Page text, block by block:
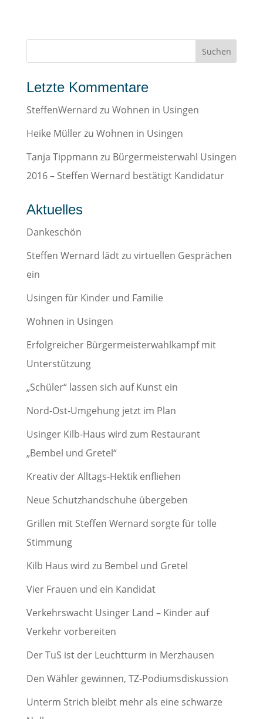
Letzte Kommentare
SteffenWernard zu Wohnen in Usingen
Heike Müllerzu Wohnen in Usingen
Tanja Tippmann zu Bürgermeisterwahl Usingen
2016 – Steffen Wernard bestätigt Kandidatur
Aktuelles
Dankeschön
Steffen Wernard lädt zu virtuellen Gesprächen
ein
Usingen für Kinder und Familie
Wohnen in Usingen
Erfolgreicher Bürgermeisterwahlkampf mit
Unterstützung
„Schüler“ lassen sich auf Kunst ein
Nord-Ost-Umgehung jetzt im Plan
Usinger Kilb-Haus wird zum Restaurant
„Bembel und Gretel“
Kreativ der Alltags-Hektik enfliehen
Neue Schutzhandschuhe übergeben
Grillen mit Steffen Wernard sorgte für tolle
Stimmung
Kilb Haus wird zu Bembel und Gretel
Vier Frauen und ein Kandidat
Verkehrswacht Usinger Land – Kinder auf
Verkehr vorbereiten
Der TuS ist der Leuchtturm in Merzhausen
Den Wähler gewinnen, TZ-Podiumsdiskussion
Unterm Strich bleibt mehr als eine schwarze